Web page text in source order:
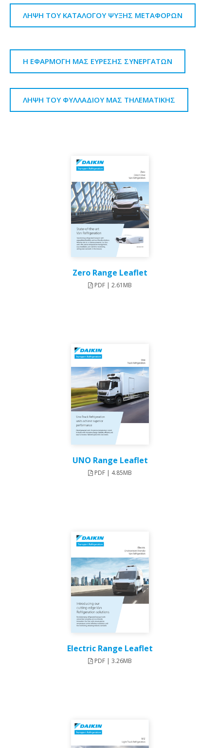
ΛΗΨΗ ΤΟΥ ΚΑΤΑΛΟΓΟΥ ΨΥΞΗΣ ΜΕΤΑΦΟΡΩΝ
Η ΕΦΑΡΜΟΓΗ ΜΑΣ ΕΥΡΕΣΗΣ ΣΥΝΕΡΓΑΤΩΝ
ΛΗΨΗ ΤΟΥ ΦΥΛΛΑΔΙΟΥ ΜΑΣ ΤΗΛΕΜΑΤΙΚΗΣ
Zero Range Leaflet
PDF | 2.61MB
UNO Range Leaflet
PDF | 4.85MB
Electric Range Leaflet
PDF | 3.26MB